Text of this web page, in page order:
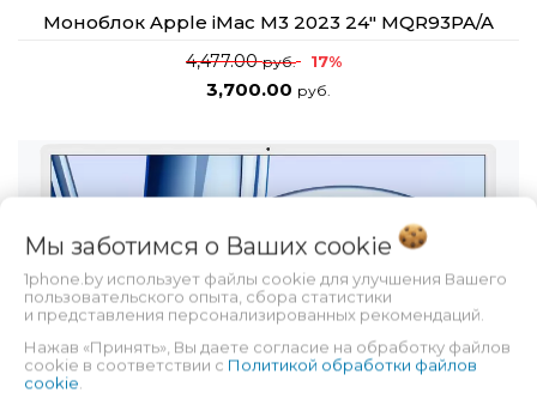
Моноблок Apple iMac M3 2023 24" MQR93PA/A
4,477.00руб. 17%
3,700.00 руб.
Мы заботимся о Ваших cookie
1phone.by использует файлы cookie для улучшения Вашего
пользовательского опыта, сбора статистики
и представления персонализированных рекомендаций.
Нажав «Принять», Вы даете согласие на обработку файлов
cookie в соответствии с Политикой обработки файлов
cookie